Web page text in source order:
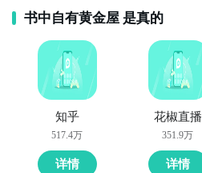
书中自有黄金屋 是真的
知乎
517.4万
详情
花椒直播
351.9万
详情